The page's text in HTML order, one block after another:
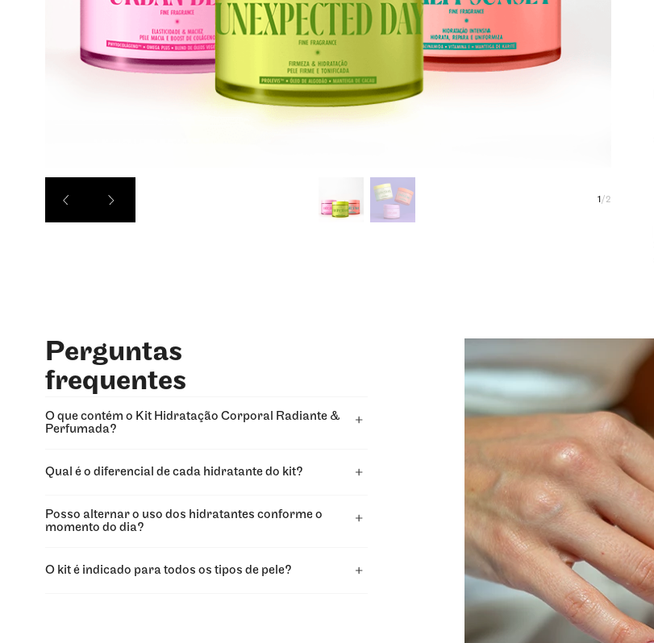
1 /2
Perguntas
frequentes
O que contém o Kit Hidratação Corporal Radiante &
Perfumada?
Qual é o diferencial de cada hidratante do kit?
Posso alternar o uso dos hidratantes conforme o
momento do dia?
O kit é indicado para todos os tipos de pele?